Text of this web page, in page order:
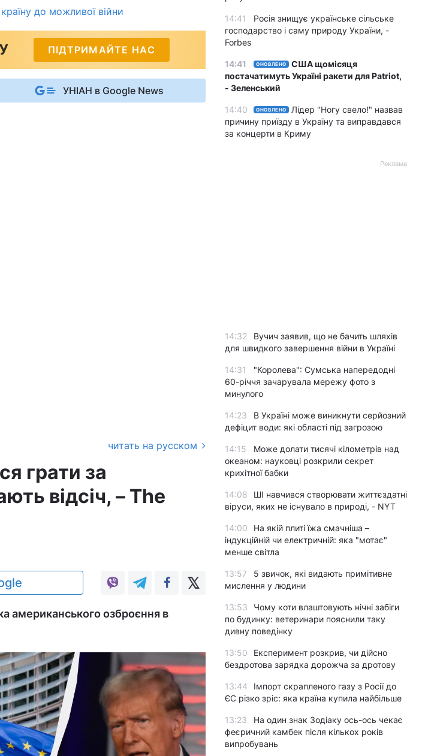
до можливої війни
ПІДТРИМАЙТЕ НАС
УНІАН в Google News
читать на русском
грати за
відсіч, – The
американського озброєння в
14:41
Росія знищує українське сільське
господарство і саму природу України, -
Forbes
14:41 ОНОВЛЕНО
США щомісяця
постачатимуть Україні ракети для Patriot,
- Зеленський
14:40 ОНОВЛЕНО
Лідер "Ногу свело!" назвав
причину приїзду в Україну та виправдався
за концерти в Криму
Реклама
14:32
Вучич заявив, що не бачить шляхів
для швидкого завершення війни в Україні
14:31
"Королева": Сумська напередодні
60-річчя зачарувала мережу фото з
минулого
14:23
В Україні може виникнути серйозний
дефіцит води: які області під загрозою
14:15
Може долати тисячі кілометрів над
океаном: науковці розкрили секрет
крихітної бабки
14:08
ШІ навчився створювати життєздатні
віруси, яких не існувало в природі, - NYT
14:00
На якій плиті їжа смачніша –
індукційній чи електричній: яка "мотає"
менше світла
13:57
5 звичок, які видають примітивне
мислення у людини
13:53
Чому коти влаштовують нічні забіги
по будинку: ветеринари пояснили таку
дивну поведінку
13:50
Експеримент розкрив, чи дійсно
бездротова зарядка дорожча за дротову
13:44
Імпорт скрапленого газу з Росії до
ЄС різко зріс: яка країна купила найбільше
13:23
На один знак Зодіаку ось-ось чекає
феєричний камбек після кількох років
випробувань